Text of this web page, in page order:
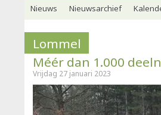
Nieuws Nieuwsarchief
Lommel
Méér dan 1.000
Vrijdag 27 januari 2023